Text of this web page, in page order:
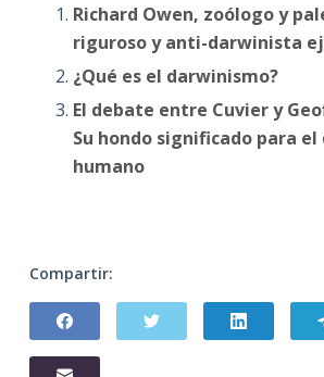
Richard Owen, zoólogo y
riguroso y anti-darwinista
¿Qué es el darwinismo?
El debate entre Cuvier y
Su hondo significado para
humano
Compartir: